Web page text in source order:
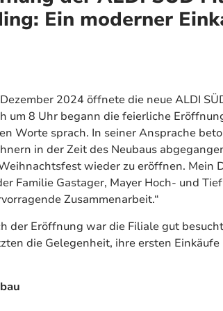
Ein moderner
2024 öffnete die neue ALDI
um 8 Uhr begann die feierliche
Worte sprach. In seiner Ansprache
in der Zeit des Neubaus
wieder zu eröffnen. Mein
Familie Gastager, Mayer Hoch- und
Zusammenarbeit.“
der Eröffnung war die Filiale gut
die Gelegenheit, ihre ersten